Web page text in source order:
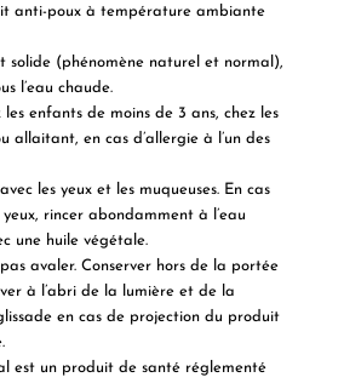
anti-poux à température ambiante
solide (phénomène naturel et normal),
l’eau chaude.
enfants de moins de 3 ans, chez les
allaitant, en cas d’allergie à l’un des
les yeux et les muqueuses. En cas
rincer abondamment à l’eau
une huile végétale.
avaler. Conserver hors de la portée
à l’abri de la lumière et de la
en cas de projection du produit
est un produit de santé réglementé